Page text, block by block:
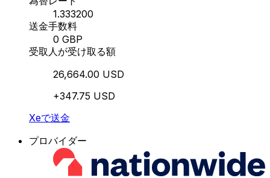
1.333200
送金手数料
0 GBP
受取人が受け取る額
26,664.00 USD
+347.75 USD
Xeで送金
プロバイダー